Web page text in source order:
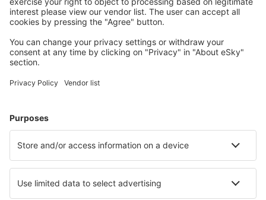
Ubytování v Litvě - Oblíbená města
Ubytování ve Vilniusu Ubytování in Smalininkai
Ubytování in Mindūnai Ubytování in Margionys